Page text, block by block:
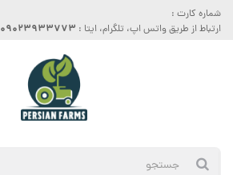
شماره کارت :
ارتباط از طریق واتس اپ، تلگرام، ایتا : 09023933773